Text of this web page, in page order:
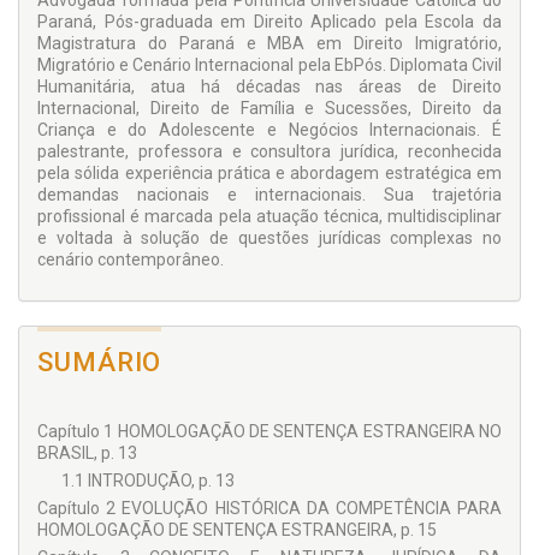
decisões estrangeiras, oferecendo uma visão global,
estratégica e aprofundada da matéria.
Além da sistemática decisória do STJ, a obra reúne
jurisprudência comentada, análise prática do rito processual
e modelo de petição, tornando-se referência indispensável
para advogados, magistrados, membros do Ministério
Público, pesquisadores, estudantes e profissionais do Direito
Internacional Privado.
Paraná, Pós-graduada em Direito Aplicado pela Escola da
Magistratura do Paraná e MBA em Direito Imigratório,
Migratório e Cenário Internacional pela EbPós. Diplomata Civil
Humanitária, atua há décadas nas áreas de Direito
Internacional, Direito de Família e Sucessões, Direito da
Criança e do Adolescente e Negócios Internacionais. É
palestrante, professora e consultora jurídica, reconhecida
pela sólida experiência prática e abordagem estratégica em
demandas nacionais e internacionais. Sua trajetória
profissional é marcada pela atuação técnica, multidisciplinar
e voltada à solução de questões jurídicas complexas no
cenário contemporâneo.
SUMÁRIO
Capítulo 1 HOMOLOGAÇÃO DE SENTENÇA ESTRANGEIRA NO
BRASIL, p. 13
1.1 INTRODUÇÃO, p. 13
Capítulo 2 EVOLUÇÃO HISTÓRICA DA COMPETÊNCIA PARA
HOMOLOGAÇÃO DE SENTENÇA ESTRANGEIRA, p. 15